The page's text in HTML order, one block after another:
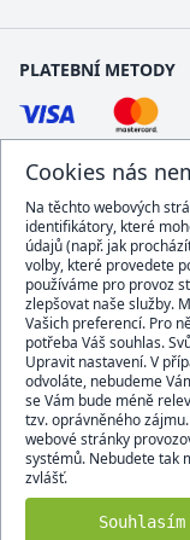
Cookies nás
Na těchto webových
identifikátory, které
údajů (např. jak
volby, které provedete
používáme pro provoz
zlepšovat naše služby.
Vašich preferencí. Pro
potřeba Váš souhlas.
Upravit nastavení. V
odvoláte, nebudeme
se Vám bude méně
tzv. oprávněného
webové stránky
systémů. Nebudete tak
zvlášť.
Souhlasím
PLATEBNÍ METODY
DOPRAVCI
BEZPEČNÝ OBCHOD